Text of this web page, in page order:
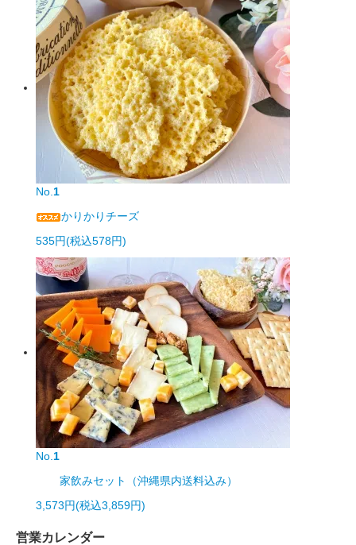
No.1
かりかりチーズ
535円(税込578円)
No.1
家飲みセット（沖縄県内送料込み）
3,573円(税込3,859円)
営業カレンダー